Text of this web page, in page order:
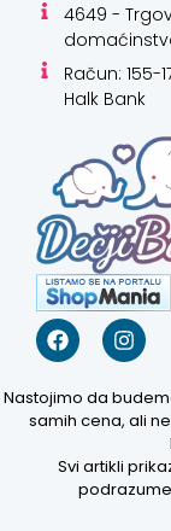
4649 -
Račun: 155-
Halk Bank
Nastojimo da
samih cena, ali
Svi artikli